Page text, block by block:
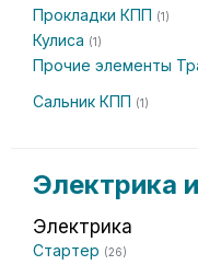
Прокладки КПП (1)
Кулиса (1)
Прочие элементы
Сальник КПП (1)
Электрика
Электрика
Стартер (26)